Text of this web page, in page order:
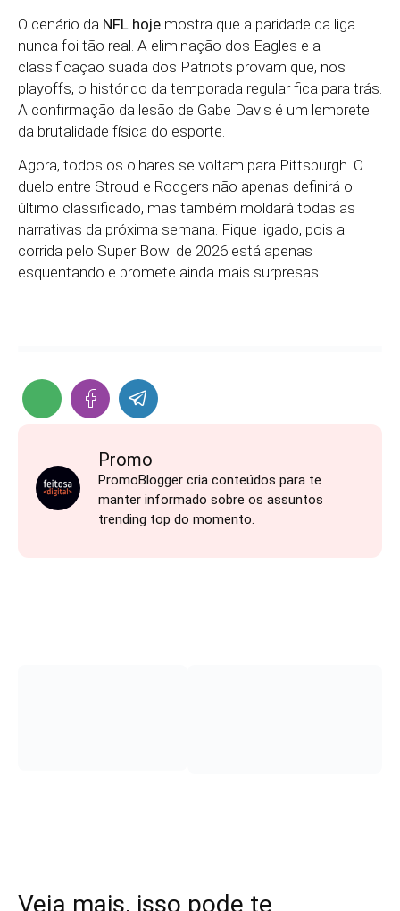
O cenário da NFL hoje mostra que a paridade da liga
nunca foi tão real. A eliminação dos Eagles e a
classificação suada dos Patriots provam que, nos
playoffs, o histórico da temporada regular fica para trás.
A confirmação da lesão de Gabe Davis é um lembrete
da brutalidade física do esporte.
Agora, todos os olhares se voltam para Pittsburgh. O
duelo entre Stroud e Rodgers não apenas definirá o
último classificado, mas também moldará todas as
narrativas da próxima semana. Fique ligado, pois a
corrida pelo Super Bowl de 2026 está apenas
esquentando e promete ainda mais surpresas.
Promo
PromoBlogger cria conteúdos para te
manter informado sobre os assuntos
trending top do momento.
Veja mais, isso pode te